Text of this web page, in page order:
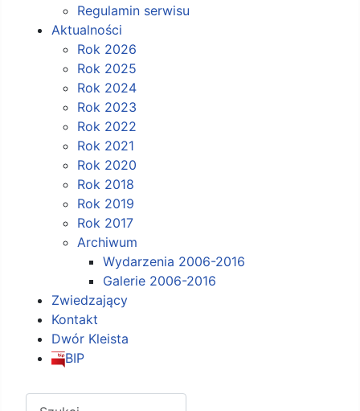
Regulamin serwisu
Aktualności
Rok 2026
Rok 2025
Rok 2024
Rok 2023
Rok 2022
Rok 2021
Rok 2020
Rok 2018
Rok 2019
Rok 2017
Archiwum
Wydarzenia 2006-2016
Galerie 2006-2016
Zwiedzający
Kontakt
Dwór Kleista
BIP